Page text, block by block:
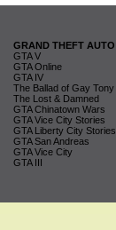
GRAND THEFT AUTO
GTA V
GTA Online
GTA IV
The Ballad of Gay Tony
The Lost & Damned
GTA Chinatown Wars
GTA Vice City Stories
GTA Liberty City Stories
GTA San Andreas
GTA Vice City
GTA III